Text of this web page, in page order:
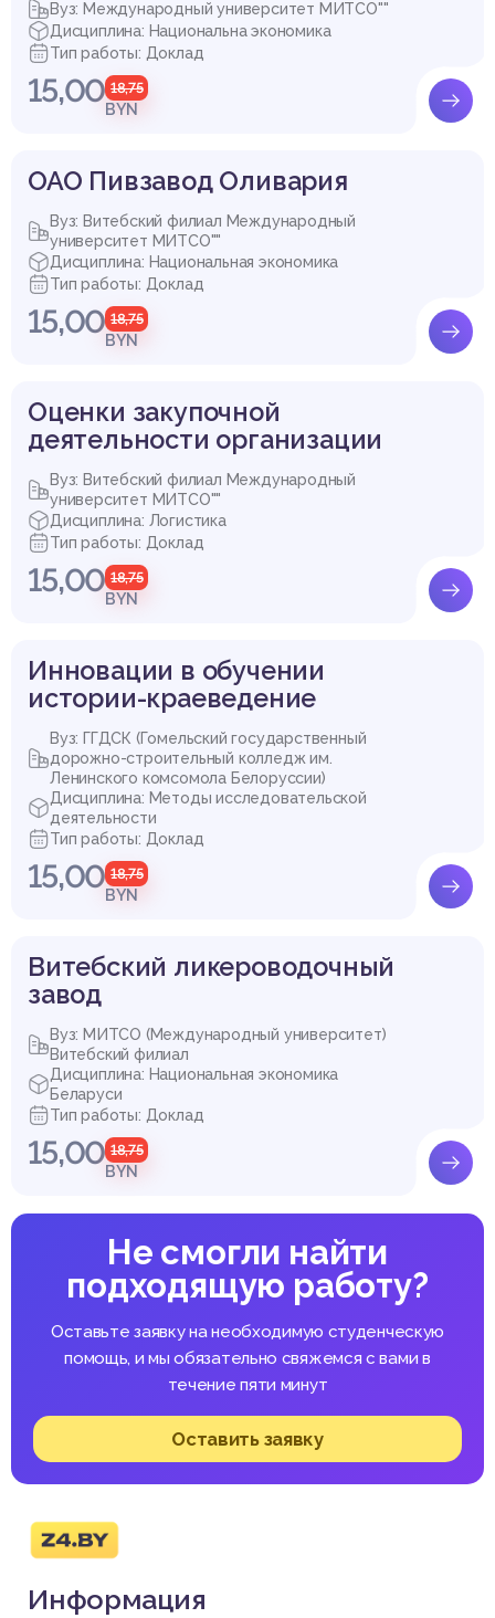
Вуз: Международный университет МИТСО""
Дисциплина: Национальна экономика
Тип работы: Доклад
15,00 18,75
BYN
ОАО Пивзавод Оливария
Вуз: Витебский филиал Международный
университет МИТСО""
Дисциплина: Национальная экономика
Тип работы: Доклад
15,00 18,75
BYN
Оценки закупочной
деятельности организации
Вуз: Витебский филиал Международный
университет МИТСО""
Дисциплина: Логистика
Тип работы: Доклад
15,00 18,75
BYN
Инновации в обучении
истории-краеведение
Вуз: ГГДСК (Гомельский государственный
дорожно-строительный колледж им.
Ленинского комсомола Белоруссии)
Дисциплина: Методы исследовательской
деятельности
Тип работы: Доклад
15,00 18,75
BYN
Витебский ликероводочный
завод
Вуз: МИТСО (Международный университет)
Витебский филиал
Дисциплина: Национальная экономика
Беларуси
Тип работы: Доклад
15,00 18,75
BYN
Не смогли найти
подходящую работу?
Оставьте заявку на необходимую студенческую
помощь, и мы обязательно свяжемся с вами в
течение пяти минут
Оставить заявку
Информация